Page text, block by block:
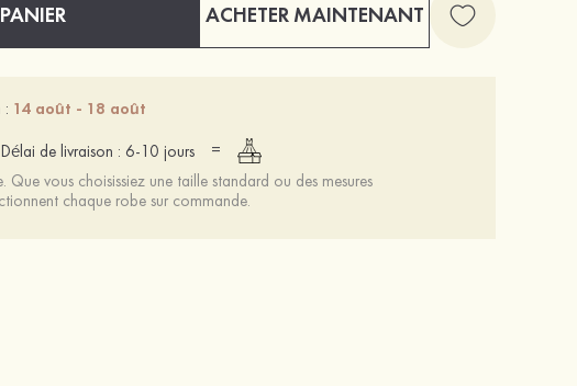
ACHETER MAINTENANT
: 14 août - 18 août
Délai de livraison : 6-10 jours
=
vous choisissiez une taille standard ou des mesures
chaque robe sur commande.